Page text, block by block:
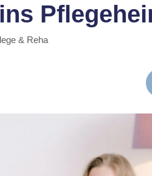
& Reha